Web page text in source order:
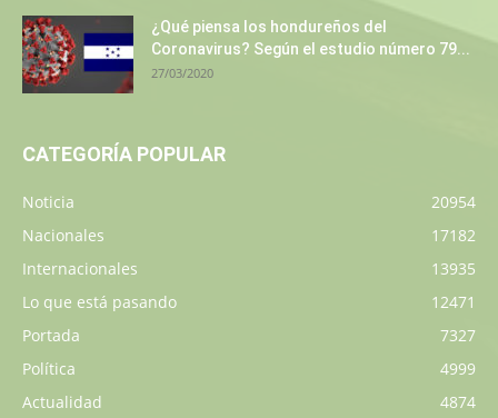
¿Qué piensa los hondureños del
Coronavirus? Según el estudio número 79...
27/03/2020
CATEGORÍA POPULAR
Noticia
20954
Nacionales
17182
Internacionales
13935
Lo que está pasando
12471
Portada
7327
Política
4999
Actualidad
4874